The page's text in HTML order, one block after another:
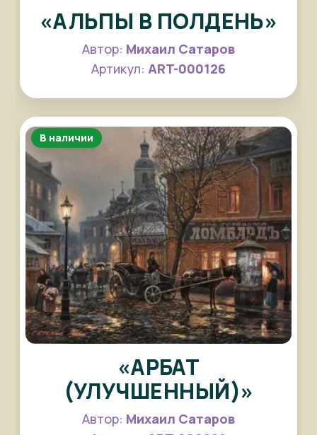
«АЛЬПЫ В ПОЛДЕНЬ»
Автор: Михаил Сатаров
Артикул: ART-000126
В наличии
«АРБАТ
(УЛУЧШЕННЫЙ)»
Автор: Михаил Сатаров